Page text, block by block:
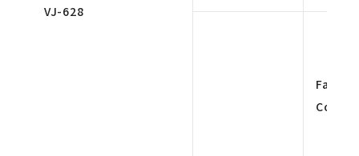
VJ-628
Fast 4
Color